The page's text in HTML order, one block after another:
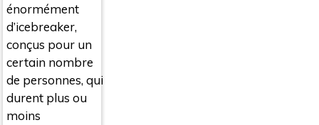
énormément
d’icebreaker,
conçus pour un
certain nombre
de personnes, qui
durent plus ou
moins